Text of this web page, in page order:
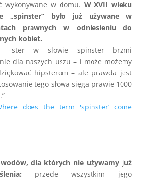
wykonywane w domu. W XVII wieku
„spinster” było już używane w
prawnych w odniesieniu do
kobiet.
-ster w slowie spinster brzmi
dla naszych uszu – i może możemy
hipsterom – ale prawda jest
tego słowa sięga prawie 1000
does the term 'spinster’ come
dla których nie używamy już
przede wszystkim jego